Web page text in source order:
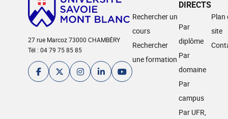
27 rue Marcoz 73000 CHAMBÉRY
Tél : 04 79 75 85 85
Rechercher un
cours
Rechercher
une formation
DIRECTS
Par
diplôme
Par
domaine
Par
campus
Par UFR,
Plan
site